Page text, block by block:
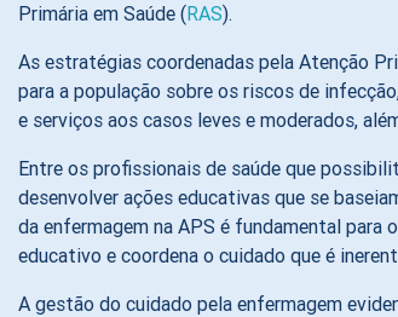
Primária em Saúde (RAS).
As estratégias coordenadas pela Atenção
para a população sobre os riscos de
e serviços aos casos leves e moderados,
Entre os profissionais de saúde que
desenvolver ações educativas que se
da enfermagem na APS é fundamental
educativo e coordena o cuidado que é
A gestão do cuidado pela enfermagem